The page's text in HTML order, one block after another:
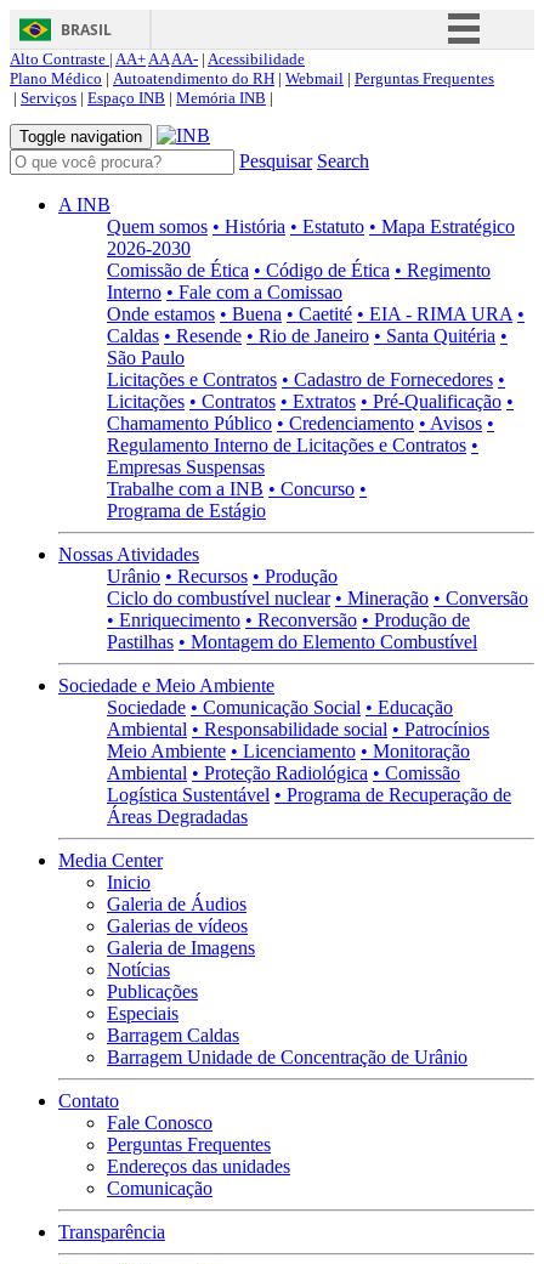
BRASIL
Simplifique!
Legislação
Canais
Alto Contraste | AA+AAAA- | Acessibilidade
Plano Médico | Autoatendimento do RH | Webmail | Perguntas Frequentes
| Serviços | Espaço INB | Memória INB |
Toggle navigation
Pesquisar Search
A INB
Quem somos • História • Estatuto • Mapa Estratégico
2026-2030
Comissão de Ética • Código de Ética • Regimento
Interno • Fale com a Comissao
Onde estamos • Buena • Caetité • EIA - RIMA URA •
Caldas • Resende • Rio de Janeiro • Santa Quitéria •
São Paulo
Licitações e Contratos • Cadastro de Fornecedores •
Licitações • Contratos • Extratos • Pré-Qualificação •
Chamamento Público • Credenciamento • Avisos •
Regulamento Interno de Licitações e Contratos •
Empresas Suspensas
Trabalhe com a INB • Concurso •
Programa de Estágio
Nossas Atividades
Urânio • Recursos • Produção
Ciclo do combustível nuclear • Mineração • Conversão
• Enriquecimento • Reconversão • Produção de
Pastilhas • Montagem do Elemento Combustível
Sociedade e Meio Ambiente
Sociedade • Comunicação Social • Educação
Ambiental • Responsabilidade social • Patrocínios
Meio Ambiente • Licenciamento • Monitoração
Ambiental • Proteção Radiológica • Comissão
Logística Sustentável • Programa de Recuperação de
Áreas Degradadas
Media Center
Inicio
Galeria de Áudios
Galerias de vídeos
Galeria de Imagens
Notícias
Publicações
Especiais
Barragem Caldas
Barragem Unidade de Concentração de Urânio
Contato
Fale Conosco
Perguntas Frequentes
Endereços das unidades
Comunicação
Transparência